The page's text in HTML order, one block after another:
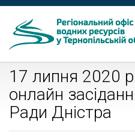
17 липня 2020
онлайн
Ради Дністра